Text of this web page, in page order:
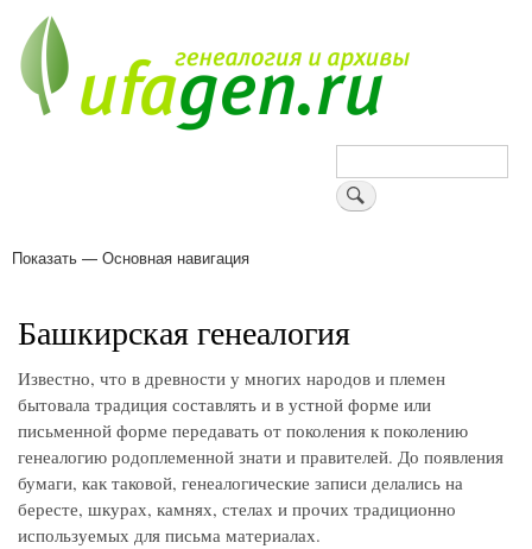
основному
содержанию
Поиск
Основная
Показать — Основная навигация
Башкирская генеалогия
Известно, что в древности у многих народов и племен
бытовала традиция составлять и в устной форме или
письменной форме передавать от поколения к поколению
генеалогию родоплеменной знати и правителей. До появления
бумаги, как таковой, генеалогические записи делались на
бересте, шкурах, камнях, стелах и прочих традиционно
используемых для письма материалах.